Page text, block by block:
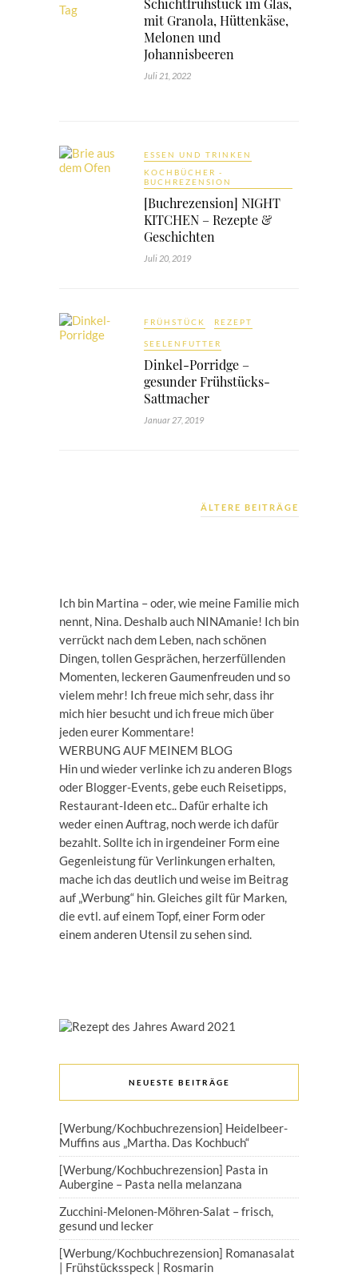
Schichtfrühstück im Glas,
mit Granola, Hüttenkäse,
Melonen und
Johannisbeeren
Juli 21, 2022
ESSEN UND TRINKEN
KOCHBÜCHER -
BUCHREZENSION
[Buchrezension] NIGHT
KITCHEN – Rezepte &
Geschichten
Juli 20, 2019
FRÜHSTÜCK REZEPT
SEELENFUTTER
Dinkel-Porridge –
gesunder Frühstücks-
Sattmacher
Januar 27, 2019
ÄLTERE BEITRÄGE
Ich bin Martina – oder, wie meine Familie mich
nennt, Nina. Deshalb auch NINAmanie! Ich bin
verrückt nach dem Leben, nach schönen
Dingen, tollen Gesprächen, herzerfüllenden
Momenten, leckeren Gaumenfreuden und so
vielem mehr! Ich freue mich sehr, dass ihr
mich hier besucht und ich freue mich über
jeden eurer Kommentare!
WERBUNG AUF MEINEM BLOG
Hin und wieder verlinke ich zu anderen Blogs
oder Blogger-Events, gebe euch Reisetipps,
Restaurant-Ideen etc.. Dafür erhalte ich
weder einen Auftrag, noch werde ich dafür
bezahlt. Sollte ich in irgendeiner Form eine
Gegenleistung für Verlinkungen erhalten,
mache ich das deutlich und weise im Beitrag
auf „Werbung“ hin. Gleiches gilt für Marken,
die evtl. auf einem Topf, einer Form oder
einem anderen Utensil zu sehen sind.
NEUESTE BEITRÄGE
[Werbung/Kochbuchrezension] Heidelbeer-
Muffins aus „Martha. Das Kochbuch“
[Werbung/Kochbuchrezension] Pasta in
Aubergine – Pasta nella melanzana
Zucchini-Melonen-Möhren-Salat – frisch,
gesund und lecker
[Werbung/Kochbuchrezension] Romanasalat
| Frühstücksspeck | Rosmarin